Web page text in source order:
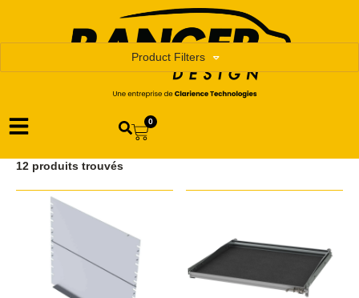
0
Product Filters
12 produits trouvés